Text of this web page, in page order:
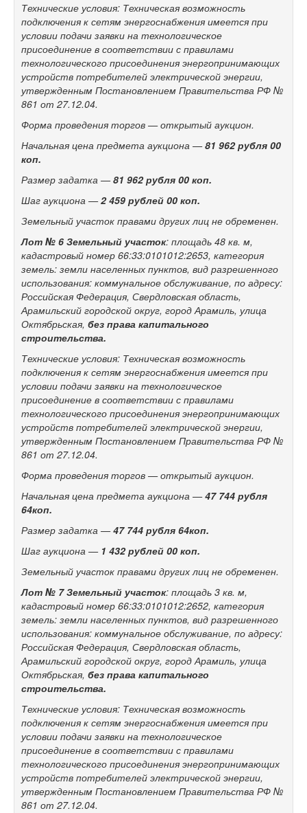
Технические условия: Техническая возможность
подключения к сетям энергоснабжения имеется при
условии подачи заявки на технологическое
присоединение в соответствии с правилами
технологического присоединения энергопринимающих
устройств потребителей электрической энергии,
утвержденным Постановлением Правительства РФ №
861 от 27.12.04.
Форма проведения торгов — открытый аукцион.
Начальная цена предмета аукциона —81 962 рубля 00
коп.
Размер задатка —81 962 рубля 00 коп.
Шаг аукциона —2 459 рублей 00 коп.
Земельный участок правами других лиц не обременен.
Лот № 6 Земельный участок: площадь 48 кв. м,
кадастровый номер 66:33:0101012:2653, категория
земель: земли населенных пунктов, вид разрешенного
использования: коммунальное обслуживание, по адресу:
Российская Федерация, Свердловская область,
Арамильский городской округ, город Арамиль, улица
Октябрьская, без права капитального
строительства.
Технические условия: Техническая возможность
подключения к сетям энергоснабжения имеется при
условии подачи заявки на технологическое
присоединение в соответствии с правилами
технологического присоединения энергопринимающих
устройств потребителей электрической энергии,
утвержденным Постановлением Правительства РФ №
861 от 27.12.04.
Форма проведения торгов — открытый аукцион.
Начальная цена предмета аукциона —47 744 рубля
64коп.
Размер задатка —47 744 рубля 64коп.
Шаг аукциона — 1 432 рублей 00 коп.
Земельный участок правами других лиц не обременен.
Лот № 7 Земельный участок: площадь 3 кв. м,
кадастровый номер 66:33:0101012:2652, категория
земель: земли населенных пунктов, вид разрешенного
использования: коммунальное обслуживание, по адресу:
Российская Федерация, Свердловская область,
Арамильский городской округ, город Арамиль, улица
Октябрьская, без права капитального
строительства.
Технические условия: Техническая возможность
подключения к сетям энергоснабжения имеется при
условии подачи заявки на технологическое
присоединение в соответствии с правилами
технологического присоединения энергопринимающих
устройств потребителей электрической энергии,
утвержденным Постановлением Правительства РФ №
861 от 27.12.04.